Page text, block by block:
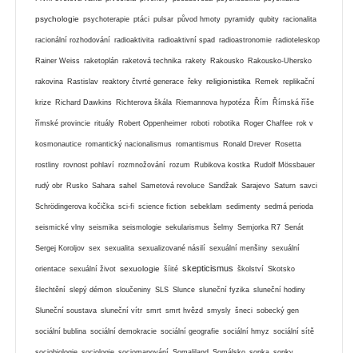
psychologie psychoterapie ptáci pulsar původ hmoty pyramidy qubity racionalita
racionální rozhodování radioaktivita radioaktivní spad radioastronomie radioteleskop
Rainer Weiss raketoplán raketová technika rakety Rakousko Rakousko-Uhersko
rakovina Rastislav reaktory čtvrté generace řeky religionistika Remek replikační
krize Richard Dawkins Richterova škála Riemannova hypotéza Řím Římská říše
římské provincie rituály Robert Oppenheimer roboti robotika Roger Chaffee rok v
kosmonautice romantický nacionalismus romantismus Ronald Drever Rosetta
rostliny rovnost pohlaví rozmnožování rozum Rubikova kostka Rudolf Mössbauer
rudý obr Rusko Sahara sahel Sametová revoluce Sandžak Sarajevo Saturn savci
Schrödingerova kočička sci-fi science fiction sebeklam sedimenty sedmá perioda
seismické vlny seismika seismologie sekularismus šelmy Semjorka R7 Senát
Sergej Koroljov sex sexualita sexualizované násilí sexuální menšiny sexuální
orientace sexuální život sexuologie šíité skepticismus školství Skotsko
šlechtění slepý démon sloučeniny SLS Slunce sluneční fyzika sluneční hodiny
Sluneční soustava sluneční vítr smrt smrt hvězd smysly šneci sobecký gen
sociální bublina sociální demokracie sociální geografie sociální hmyz sociální sítě